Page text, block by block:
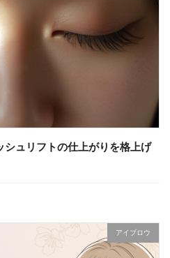
シュリフトの仕上がりを格上げ
アイブロウ